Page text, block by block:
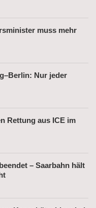
muss mehr
Nur jeder
Rettung aus ICE im
– Saarbahn hält